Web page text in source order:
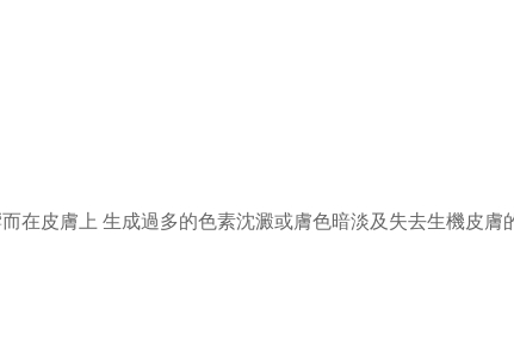
在皮膚上 生成過多的色素沈澱或膚色暗淡及失去生機皮膚